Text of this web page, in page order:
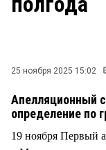
25 ноября 2025 15:02
Апелляционный
определение по
19 ноября Первый